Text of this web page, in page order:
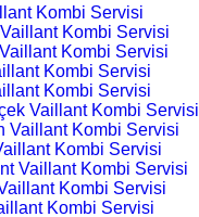
Kombi Servisi
Kombi Servisi
Kombi Servisi
Kombi Servisi
Kombi Servisi
Vaillant Kombi Servisi
Vaillant Kombi Servisi
Kombi Servisi
Vaillant Kombi Servisi
Kombi Servisi
Kombi Servisi